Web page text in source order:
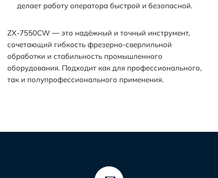
делает работу оператора быстрой и безопасной.
ZX-7550CW — это надёжный и точный инструмент,
сочетающий гибкость фрезерно-сверлильной
обработки и стабильность промышленного
оборудования. Подходит как для профессионального,
так и полупрофессионального применения.